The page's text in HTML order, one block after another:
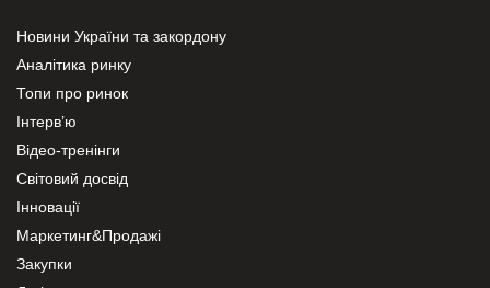
Новини України та закордону
Аналітика ринку
Топи про ринок
Інтерв’ю
Відео-тренінги
Світовий досвід
Інновації
Маркетинг&Продажі
Закупки